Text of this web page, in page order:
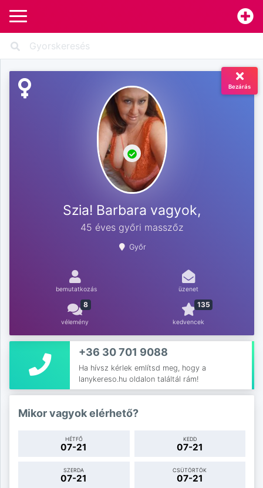
Bezárás
Szia! Barbara vagyok,
45 éves győri masszőz
Győr
bemutatkozás üzenet
8
vélemény
135
kedvencek
+36 30 701 9088
Ha hívsz kérlek említsd meg, hogy a
lanykereso.hu oldalon találtál rám!
Mikor vagyok elérhető?
HÉTFŐ
07-21
KEDD
07-21
SZERDA
07-21
CSÜTÖRTÖK
07-21